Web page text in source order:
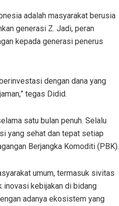
adalah masyarakat berusia
generasi Z. Jadi, peran
kepada generasi penerus
dengan dana yang
tegas Didid.
satu bulan penuh. Selalu
yang sehat dan tepat setiap
Berjangka Komoditi (PBK).
umum, termasuk sivitas
inovasi kebijakan di bidang
adanya ekosistem yang